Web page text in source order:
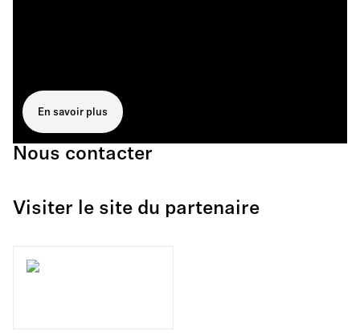
En savoir plus
Nous contacter
Visiter le site du partenaire